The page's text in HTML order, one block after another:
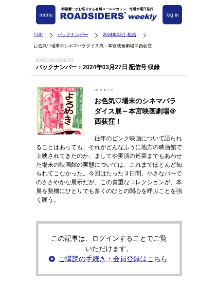
都築響一がお送りする有料メールマガジン 毎週水曜日発行！
log in
menu
TOP バックナンバー 2024年03月 配信
お色気♡場末のシネマパラダイス展～本宮映画劇場＠西荻窪！
BACKNUMBERS
バックナンバー：2024年03月27日 配信号 収録
movie
お色気♡場末のシネマパラ
ダイス展～本宮映画劇場＠
西荻窪！
往年のピンク映画について語られ
ることはあっても、それがどんなふうに地方の映画館で
上映されてきたのか、ましてや実演の巡業までもあわせ
た場末の映画館の実態については、これまでほとんど知
られてこなかった。今回はたった３日間、小さなバーで
のささやかな展示だが、この貴重なコレクションが、本
展を契機にひとりでも多くのひとの関心を呼ぶことを強
く願う。
この記事は、ログインすることでご覧
いただけます。
ご購読の手続き・会員登録はこちら